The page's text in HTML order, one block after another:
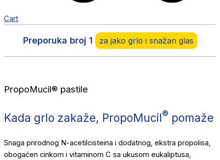
Cart
Preporuka broj 1 za jako grlo i snažan glas
PropoMucil® pastile
Kada grlo zakaže, PropoMucil® pomaže
Snaga prirodnog N-acetilcisteina i dodatnog, ekstra propolisa,
obogaćen cinkom i vitaminom C sa ukusom eukaliptusa,